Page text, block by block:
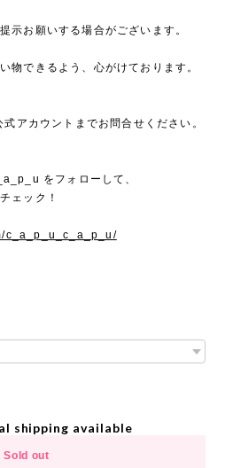
示お願いする場合がございます。
物できるよう、心がけております。
アカウントまでお問合せください。
をフォローして、
ェック！
c_a_p_u_c_a_p_u/
shipping available
Sold out